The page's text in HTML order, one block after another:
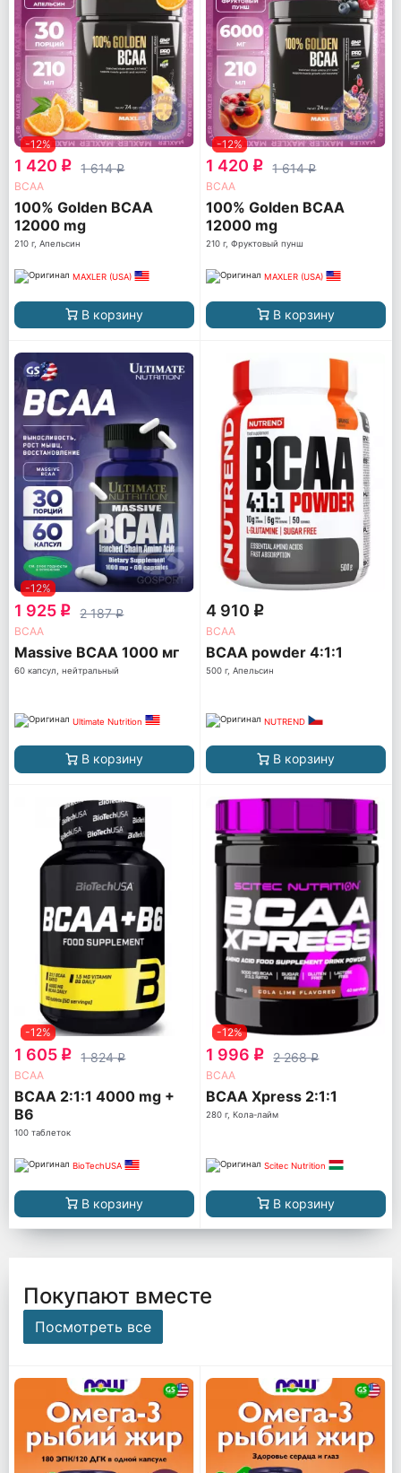
-12%
1 420 q 1 614q
ВСАА
100% Golden BCAA
12000 mg
210 г, Апельсин
MAXLER (USA)
В корзину
-12%
1 420 q 1 614q
ВСАА
100% Golden BCAA
12000 mg
210 г, Фруктовый пунш
MAXLER (USA)
В корзину
-12%
1 925 q 2 187q
ВСАА
Massive BCAA 1000 мг
60 капсул, нейтральный
Ultimate Nutrition
В корзину
4 910 q
ВСАА
BCAA powder 4:1:1
500 г, Апельсин
NUTREND
В корзину
-12%
1 605 q 1 824q
ВСАА
BCAA 2:1:1 4000 mg +
B6
100 таблеток
BioTechUSA
В корзину
-12%
1 996 q 2 268q
ВСАА
BCAA Xpress 2:1:1
280 г, Кола-лайм
Scitec Nutrition
В корзину
Покупают вместе
Посмотреть все